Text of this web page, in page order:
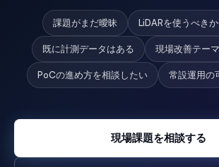
課題がまだ曖昧 LiDARを使うべき
既に計測データはある 現場改善テー
PoCの進め方を相談したい 常設運用の
現場課題を相談する